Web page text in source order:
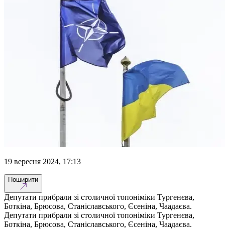
19 вересня 2024, 17:13
Поширити
Депутати прибрали зі столичної топоніміки Тургенєва,
Боткіна, Брюсова, Станіславського, Єсеніна, Чаадаєва.
Депутати прибрали зі столичної топоніміки Тургенєва,
Боткіна, Брюсова, Станіславського, Єсеніна, Чаадаєва.